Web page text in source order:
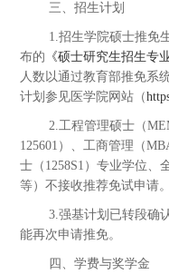
三、招生计划
1.招生学院硕士推免生
布的 《硕士研究生招生专
人数以通过教育部推免系
计划参见医学院网站（
2.工程管理硕士（
125601）、工商管理（
士（1258S1）专业学位、
等）不接收推荐免试申请。
3.强基计划已转段确认
能再次申请推免。
四、学费与奖学金